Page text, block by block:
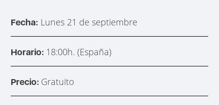
Fecha: Lunes 21 de septiembre
Horario: 18:00h. (España)
Precio: Gratuito